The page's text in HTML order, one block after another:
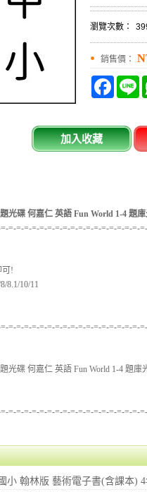
瀏覽次數：
銷售價：
加入收藏
光碟 何嘉仁 英語 Fun World 1-4 題
=-=-=-=-=-=-=-=-=-=-=-=-=-=-=-=-=-
可!
8.1/10/11
=-=-=-=-=-=-=-=-=-=-=-=-=-=-=-=-=-
光碟 何嘉仁 英語 Fun World 1-4 題庫
=-=-=-=-=-=-=-=-=-=-=-=-=-=-=-=-=-
小 翰林版 藝術電子書(含課本)